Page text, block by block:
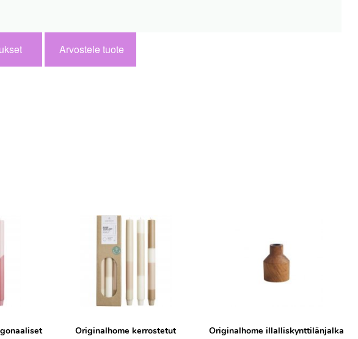
Arvostele tuote
Originalhome kerrostetut
Originalhome illalliskynttilänjalka